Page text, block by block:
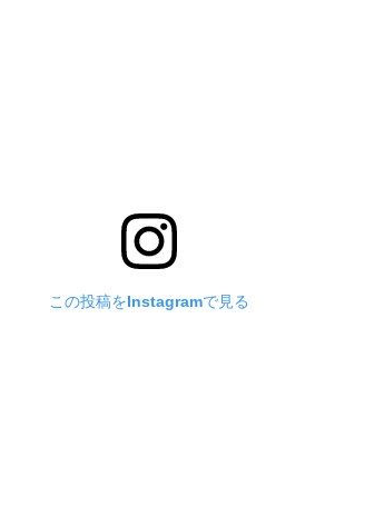
この投稿をInstagramで見る